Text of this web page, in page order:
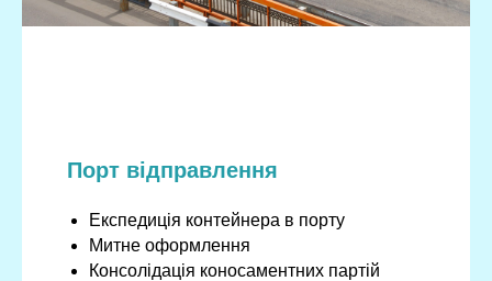
Порт відправлення
Експедиція контейнера в порту
Митне оформлення
Консолідація коносаментних партій